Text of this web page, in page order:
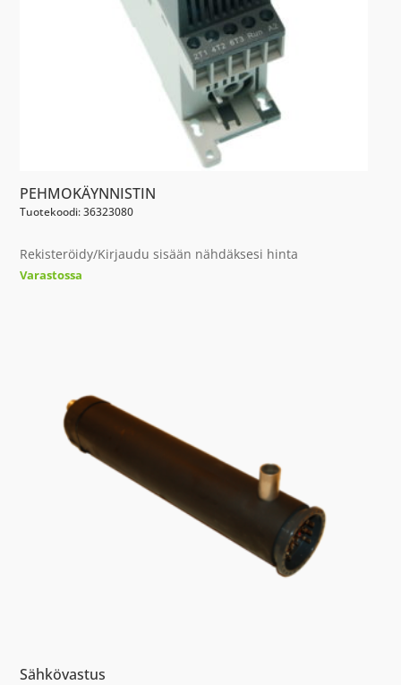
PEHMOKÄYNNISTIN
Tuotekoodi: 36323080
Rekisteröidy/Kirjaudu sisään nähdäksesi hinta
Varastossa
Sähkövastus